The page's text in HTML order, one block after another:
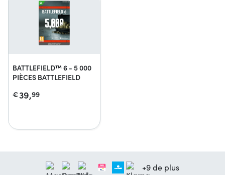
BATTLEFIELD™ 6 - 5 000
PIÈCES BATTLEFIELD
€39,99
+9 de plus